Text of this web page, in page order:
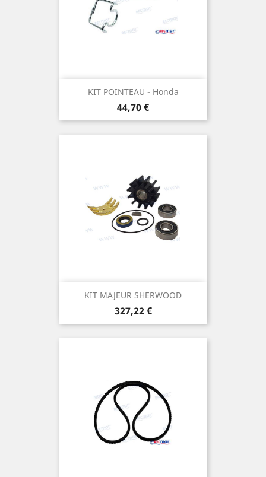
KIT POINTEAU - Honda
Prix
44,70 €
KIT MAJEUR SHERWOOD
Prix
327,22 €